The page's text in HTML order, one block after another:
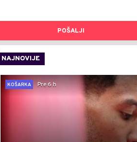
POŠALJI
NAJNOVIJE
KOŠARKA
Pre 6 h